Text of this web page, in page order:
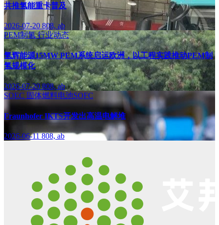
共推氢能重卡普及
2026-07-20 808, ab
PEM制氢行业动态
氢辉能源15MW PEM系统启运欧洲，以工程实践推动PEM制
氢规模化
2026-07-20808, ab
SOEC 固体燃料电池SOFC
Fraunhofer IKTS开发出高温电解堆
2026-06-11808, ab